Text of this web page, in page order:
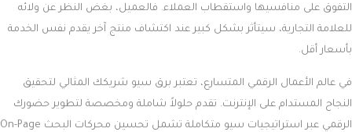
التفوق على منافسيها واستقطاب العملاء. فالعميل، بغض النظر عن ولائه
للعلامة التجارية، سيتأثر بشكل كبير عند اكتشاف منتج آخر يقدم نفس الخدمة
بأسعار أقل.
في عالم الأعمال الرقمي المتسارع، تعتبر برق سيو شريكك المثالي لتحقيق
النجاح المستدام على الإنترنت. تقدم حلولاً شاملة ومخصصة لتطوير حضورك
الرقمي عبر استراتيجيات سيو متكاملة تشمل تحسين محركات البحث On-Page